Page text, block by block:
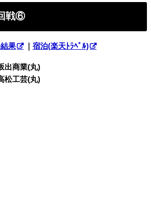
戦⑥
果 ｜宿泊(楽天ﾄﾗﾍﾞﾙ)
出商業(丸)
松工芸(丸)